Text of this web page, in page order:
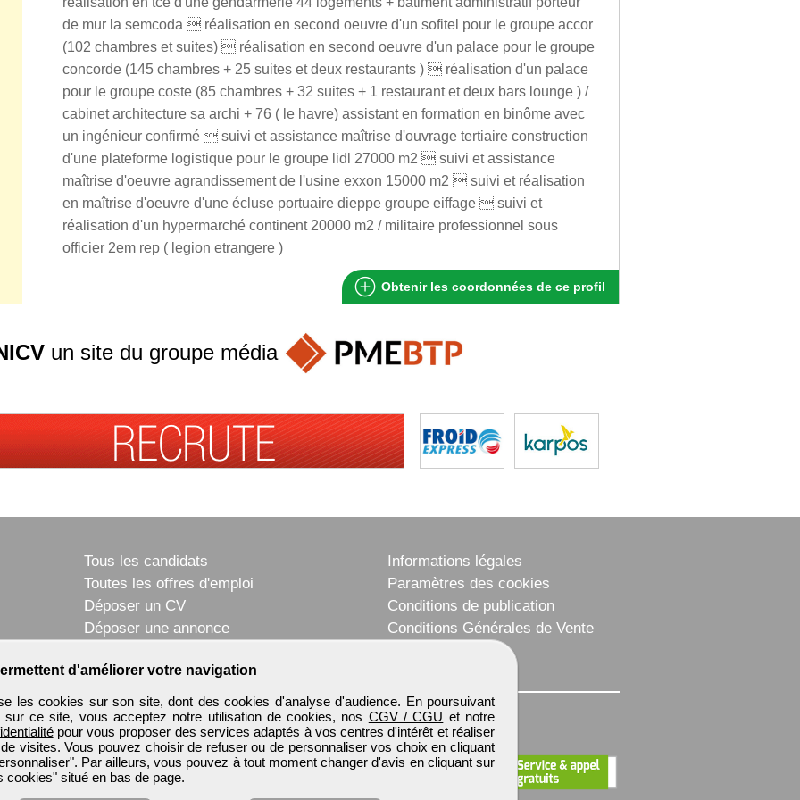
de mur la semcoda  réalisation en second oeuvre d'un sofitel pour le groupe accor
(102 chambres et suites)  réalisation en second oeuvre d'un palace pour le groupe
concorde (145 chambres + 25 suites et deux restaurants )  réalisation d'un palace
pour le groupe coste (85 chambres + 32 suites + 1 restaurant et deux bars lounge ) /
cabinet architecture sa archi + 76 ( le havre) assistant en formation en binôme avec
un ingénieur confirmé  suivi et assistance maîtrise d'ouvrage tertiaire construction
d'une plateforme logistique pour le groupe lidl 27000 m2  suivi et assistance
maîtrise d'oeuvre agrandissement de l'usine exxon 15000 m2  suivi et réalisation
en maîtrise d'oeuvre d'une écluse portuaire dieppe groupe eiffage  suivi et
réalisation d'un hypermarché continent 20000 m2 / militaire professionnel sous
officier 2em rep ( legion etrangere )
Obtenir les coordonnées de ce profil
d'améliorer votre navigation
les cookies sur son site, dont des cookies d'analyse d'audience. En poursuivant
sur ce site, vous acceptez notre utilisation de cookies, nos CGV / CGU et notre
pour vous proposer des services adaptés à vos centres d'intérêt et réaliser
visites. Vous pouvez choisir de refuser ou de personnaliser vos choix en cliquant
Par ailleurs, vous pouvez à tout moment changer d'avis en cliquant sur
cookies" situé en bas de page.
un site du groupe média
Tous les candidats
Toutes les offres d'emploi
Déposer un CV
Déposer une annonce
Informations légales
Paramètres des cookies
Conditions de publication
Conditions Générales de Vente